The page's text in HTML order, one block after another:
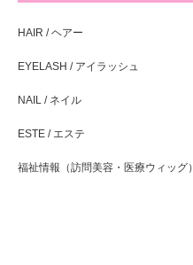
HAIR / ヘアー
EYELASH / アイラッシュ
NAIL / ネイル
ESTE / エステ
福祉情報（訪問美容・医療ウィッグ）